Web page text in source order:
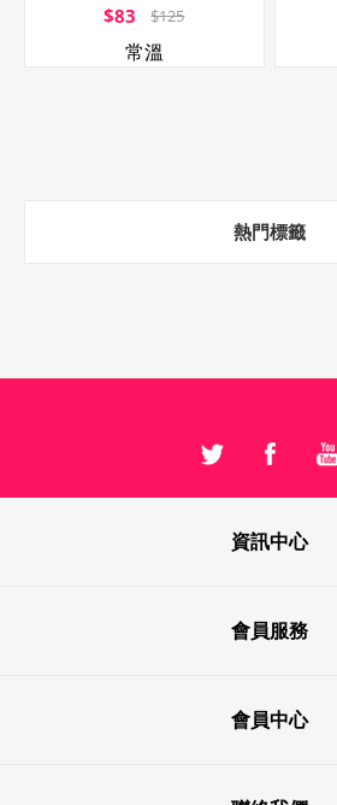
$83 $125
常溫
熱門標籤
資訊中心
會員服務
會員中心